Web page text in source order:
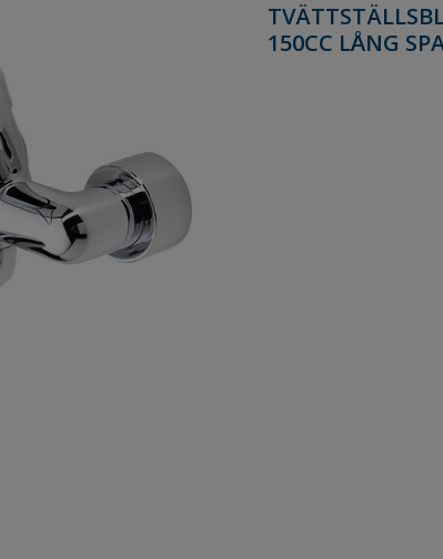
150CC LÅNG